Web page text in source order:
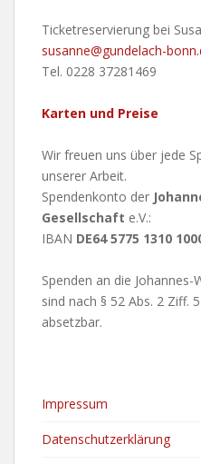
Ticketreservierung bei
susanne@gundelach-
Tel. 0228 37281469
Karten und Preise
Wir freuen uns über jede
unserer Arbeit.
Spendenkonto der
Gesellschaft e.V.:
IBAN DE64 5775 1310
Spenden an die Johannes-
sind nach § 52 Abs. 2 Ziff.
absetzbar.
Impressum
Datenschutzerklärung